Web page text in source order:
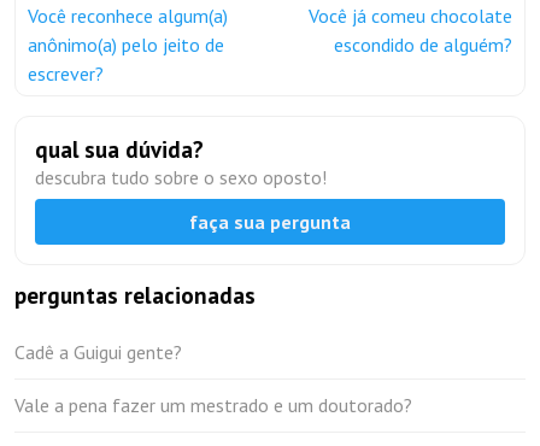
Você reconhece algum(a)
anônimo(a) pelo jeito de
escrever?
Você já comeu chocolate
escondido de alguém?
qual sua dúvida?
descubra tudo sobre o sexo oposto!
faça sua pergunta
perguntas relacionadas
Cadê a Guigui gente?
Vale a pena fazer um mestrado e um doutorado?